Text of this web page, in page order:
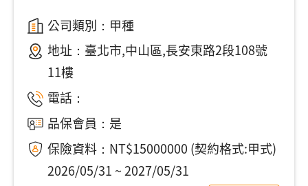
公司類別：甲種
地址： 臺北市,中山區,長安東路2段108號
11樓
電話：
品保會員：是
保險資料：NT$15000000 (契約格式:甲式)
2026/05/31 ~ 2027/05/31